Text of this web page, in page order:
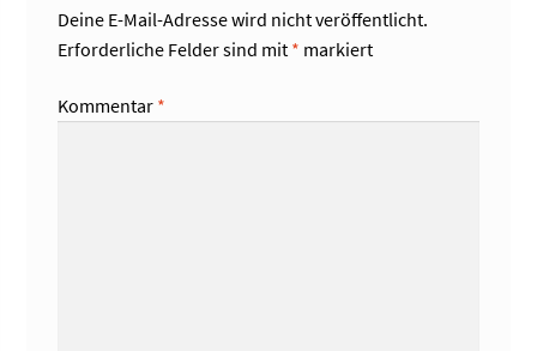
Deine E-Mail-Adresse wird nicht veröffentlicht.
Erforderliche Felder sind mit * markiert
Kommentar *